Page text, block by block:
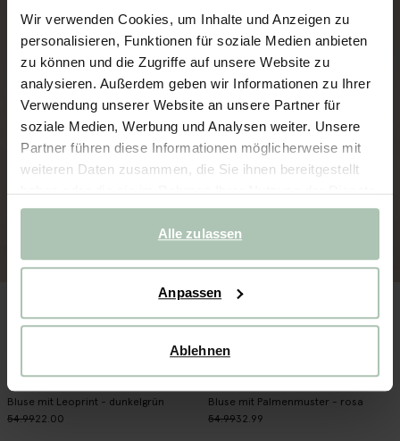
Wir verwenden Cookies, um Inhalte und Anzeigen zu
personalisieren, Funktionen für soziale Medien anbieten
zu können und die Zugriffe auf unsere Website zu
analysieren. Außerdem geben wir Informationen zu Ihrer
Verwendung unserer Website an unsere Partner für
soziale Medien, Werbung und Analysen weiter. Unsere
Partner führen diese Informationen möglicherweise mit
weiteren Daten zusammen, die Sie ihnen bereitgestellt
haben oder die sie im Rahmen Ihrer Nutzung der Dienste
gesammelt haben.
Alle zulassen
Anpassen
Ablehnen
Bluse mit Leoprint - dunkelgrün
54.9922.00
Bluse mit Palmenmuster - rosa
54.9932.99